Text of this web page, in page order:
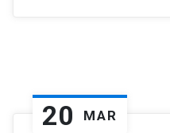
20 MAR